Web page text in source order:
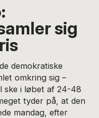
sig
demokratiske
omkring sig –
ske i løbet af 24-48
tyder på, at den
mandag, efter